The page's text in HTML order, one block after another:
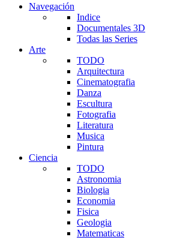
Navegación
Indice
Documentales 3D
Todas las Series
Arte
TODO
Arquitectura
Cinematografia
Danza
Escultura
Fotografia
Literatura
Musica
Pintura
Ciencia
TODO
Astronomia
Biologia
Economia
Fisica
Geologia
Matematicas